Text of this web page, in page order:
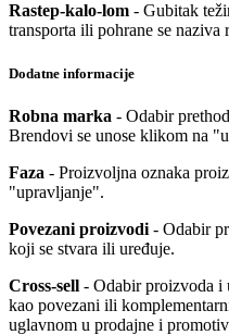
Rastep-kalo-lom - Gubitak
transporta ili pohrane se naziva
Dodatne informacije
Robna marka - Odabir
Brendovi se unose klikom na
Faza - Proizvoljna oznaka
"upravljanje".
Povezani proizvodi - Odabir
koji se stvara ili uređuje.
Cross-sell - Odabir proizvoda i
kao povezani ili
uglavnom u prodajne i